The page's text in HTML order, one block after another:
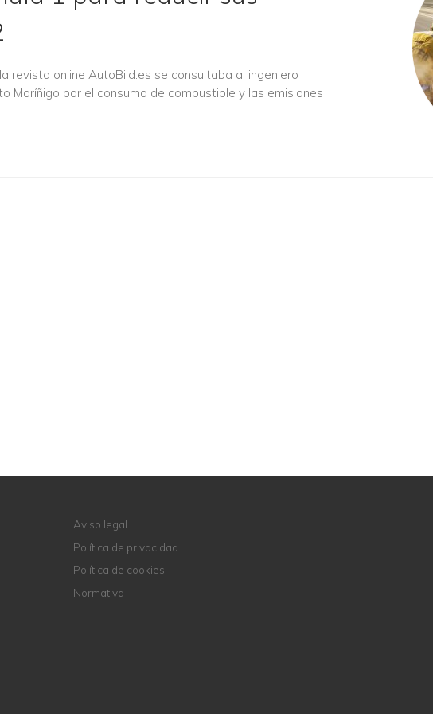
revista online AutoBild.es se consultaba al ingeniero
Moríñigo por el consumo de combustible y las emisiones
Aviso legal
Política de privacidad
Política de cookies
Normativa